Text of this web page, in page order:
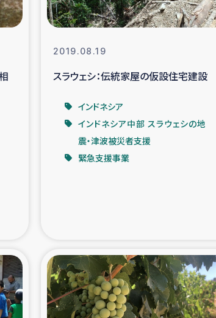
ト
道支援
配付および教育支援
ー移民子ども支援
市民との共生
宅被災者支援
2019.08.19
スラウェシ：伝統家屋の仮設住宅建設
インドネシア
インドネシア中部 スラウェシの地
震・津波被災者支援
緊急支援事業